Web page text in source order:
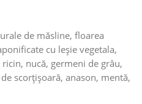
de măsline, floarea
cu leşie vegetala,
nucă, germeni de grâu,
scorţişoară, anason, mentă,